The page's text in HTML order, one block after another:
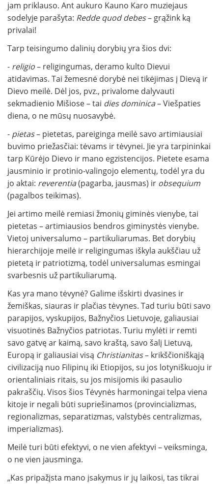
jam priklauso. Ant aukuro Kauno Karo muziejaus
sodelyje parašyta: Redde quod debes– grąžink ką
privalai!
Tarp teisingumo dalinių dorybių yra šios dvi:
- religio– religingumas, deramo kulto Dievui
atidavimas. Tai žemesnė dorybė nei tikėjimas į Dievą ir
Dievo meilė. Dėl jos, pvz., privalome dalyvauti
sekmadienio Mišiose – tai dies dominica– Viešpaties
diena, o ne mūsų nuosavybė.
- pietas– pietetas, pareiginga meilė savo artimiausiai
buvimo priežasčiai: tėvams ir tėvynei. Jie yra tarpininkai
tarp Kūrėjo Dievo ir mano egzistencijos. Pietete esama
jausminio ir protinio-valingojo elementų, todėl yra du
jo aktai: reverentia(pagarba, jausmas) ir obsequium
(pagalbos teikimas).
Jei artimo meilė remiasi žmonių giminės vienybe, tai
pietetas – artimiausios bendros giminystės vienybe.
Vietoj universalumo – partikuliarumas. Bet dorybių
hierarchijoje meilė ir religingumas iškyla aukščiau už
pietetą ir patriotizmą, todėl universalumas esmingai
svarbesnis už partikuliarumą.
Kas yra mano tėvynė? Galime išskirti dvasines ir
žemiškas, siauras ir plačias tėvynes. Tad turiu būti savo
parapijos, vyskupijos, Bažnyčios Lietuvoje, galiausiai
visuotinės Bažnyčios patriotas. Turiu mylėti ir remti
savo gatvę ar kaimą, savo kraštą, savo šalį Lietuvą,
Europą ir galiausiai visą Christianitas– krikščioniškąją
civilizaciją nuo Filipinų iki Etiopijos, su jos lotyniškuoju ir
orientaliniais ritais, su jos misijomis iki pasaulio
pakraščių. Visos šios Tėvynės harmoningai telpa viena
kitoje ir negali būti supriešinamos (provincializmas,
regionalizmas, separatizmas, valstybės centralizmas,
imperializmas).
Meilė turi būti efektyvi, o ne vien afektyvi – veiksminga,
o ne vien jausminga.
„Kas pripažįsta mano įsakymus ir jų laikosi, tas tikrai